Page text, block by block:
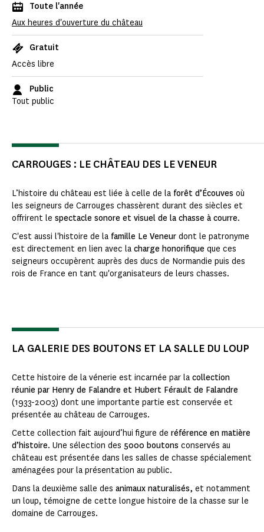
Toute l'année
Aux heures d'ouverture du château
Gratuit
Accès libre
Public
Tout public
CARROUGES : LE CHÂTEAU DES LE VENEUR
L’histoire du château est liée à celle de la forêt d’Écouves où
les seigneurs de Carrouges chassèrent durant des siècles et
offrirent le spectacle sonore et visuel de la chasse à courre.
C'est aussi l'histoire de la famille Le Veneur dont le patronyme
est directement en lien avec la charge honorifique que ces
seigneurs occupèrent auprès des ducs de Normandie puis des
rois de France en tant qu'organisateurs de leurs chasses.
LA GALERIE DES BOUTONS ET LA SALLE DU LOUP
Cette histoire de la vénerie est incarnée par la collection
réunie par Henry de Falandre et Hubert Férault de Falandre
(1933-2003) dont une importante partie est conservée et
présentée au château de Carrouges.
Cette collection fait aujourd’hui figure de référence en matière
d’histoire. Une sélection des 5000 boutons conservés au
château est présentée dans les salles de chasse spécialement
aménagées pour la présentation au public.
Dans la deuxième salle des animaux naturalisés, et notamment
un loup, témoigne de cette longue histoire de la chasse sur le
domaine de Carrouges.